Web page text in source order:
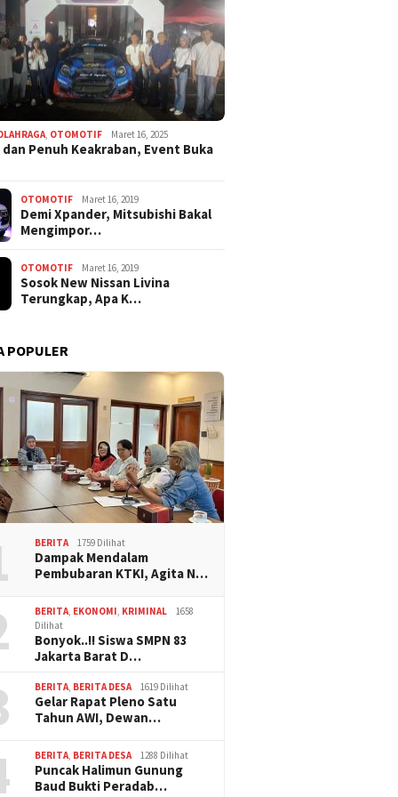
, OTOMOTIF Maret 16, 2025
Penuh Keakraban, Event Buka
OTOMOTIF Maret 16, 2019
Demi Xpander, Mitsubishi Bakal
Mengimpor…
OTOMOTIF Maret 16, 2019
Sosok New Nissan Livina
Terungkap, Apa K…
POPULER
BERITA 1759 Dilihat
Dampak Mendalam
Pembubaran KTKI, Agita N…
BERITA, EKONOMI, KRIMINAL
1658
Dilihat
Bonyok..!! Siswa SMPN 83
Jakarta Barat D…
BERITA, BERITA DESA 1619 Dilihat
Gelar Rapat Pleno Satu
Tahun AWI, Dewan…
BERITA, BERITA DESA 1288 Dilihat
Puncak Halimun Gunung
Baud Bukti Peradab…